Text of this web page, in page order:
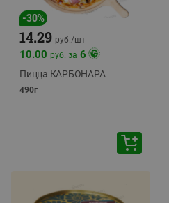
-30%
14.29 руб./шт
10.00 руб. за 6
Пицца КАРБОНАРА
490г